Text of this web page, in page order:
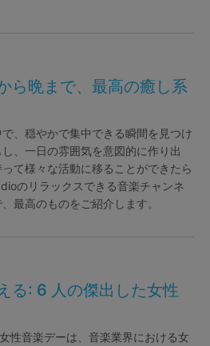
ら晩まで、最高の癒し系
、穏やかで集中できる瞬間を見つけ
、一日の雰囲気を意図的に作り出
て様々な活動に移ることができたら
のリラックスできる音楽チャンネ
最高のものをご紹介します。
る: 6 人の傑出した女性
性音楽デーは、音楽業界における女